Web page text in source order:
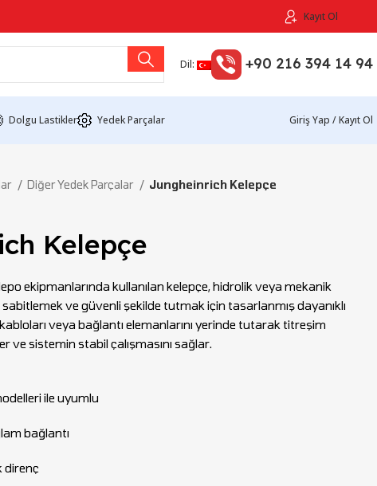
Kayıt Ol
Dil: +90 216 394 14 94
Dolgu Lastikler Yedek Parçalar Giriş Yap / Kayıt Ol
Diğer Yedek Parçalar Jungheinrich Kelepçe
Kelepçe
ekipmanlarında kullanılan kelepçe, hidrolik veya mekanik
sabitlemek ve güvenli şekilde tutmak için tasarlanmış dayanıklı
veya bağlantı elemanlarını yerinde tutarak titreşim
ve sistemin stabil çalışmasını sağlar.
ile uyumlu
bağlantı
direnç